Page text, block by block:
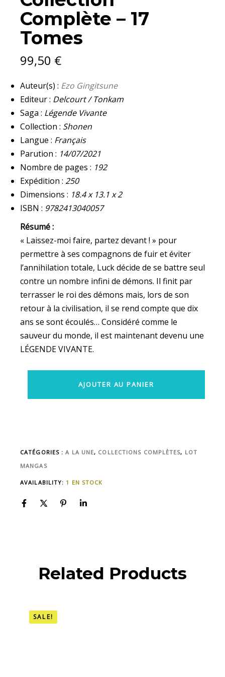
Complète – 17
Tomes
99,50 €
Auteur(s) : Ezo Gingitsune
Editeur : Delcourt / Tonkam
Saga : Légende Vivante
Collection : Shonen
Langue : Français
Parution : 14/07/2021
Nombre de pages : 192
Expédition : 250
Dimensions : 18.4 x 13.1 x 2
ISBN : 9782413040057
Résumé :
« Laissez-moi faire, partez devant ! » pour
permettre à ses compagnons de fuir et éviter
l’annihilation totale, Luck décide de se battre seul
contre un nombre infini de démons. Il finit par
terrasser le roi des démons mais, lors de son
retour à la civilisation, il se rend compte que dix
ans se sont écoulés… Considéré comme le
sauveur du monde, il est maintenant devenu une
LÉGENDE VIVANTE.
17
TOMES
QUANTITY
AJOUTER AU PANIER
CATÉGORIES :A LA UNE, COLLECTIONS COMPLÈTES, LOT
MANGAS
AVAILABILITY: 1 EN STOCK
Related Products
SALE!